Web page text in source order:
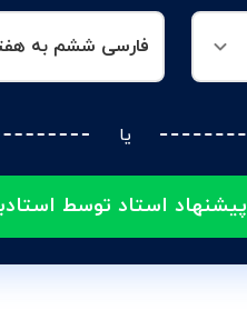
فارسی ششم به
یا
پیشنهاد استاد توسط